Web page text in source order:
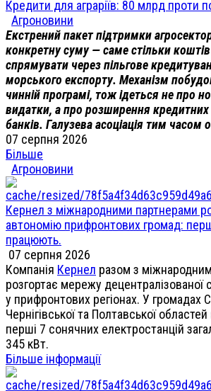
Кредити для аграріїв: 80 млрд проти
Агроновини
Екстрений пакет підтримки
конкретну суму — саме стільки
спрямувати через пільгове
морського експорту. Механізм
чинній програмі, тож ідеться не про
видатки, а про розширення
банків. Галузева асоціація тим часом
07 серпня 2026
Більше
Агроновини
Кернел з міжнародними партнерами
автономію прифронтових громад:
працюють.
07 серпня 2026
Компанія Кернел разом з
розгортає мережу децентралізованої
у прифронтових регіонах. У громадах
Чернігівської та Полтавської
перші 7 сонячних електростанцій
345 кВт.
Більше інформації